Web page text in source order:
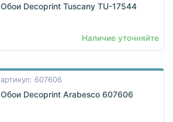
Обои Decoprint Tuscany TU-17544
Наличие уточняйте
артикул: 607606
Обои Decoprint Arabesco 607606